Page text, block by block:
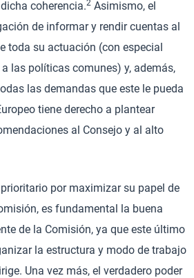
coherencia.2 Asimismo, el
de informar y rendir cuentas al
toda su actuación (con especial
las políticas comunes) y, además,
las demandas que este le pueda
tiene derecho a plantear
al Consejo y al alto
por maximizar su papel de
es fundamental la buena
de la Comisión, ya que este último
la estructura y modo de trabajo
Una vez más, el verdadero poder